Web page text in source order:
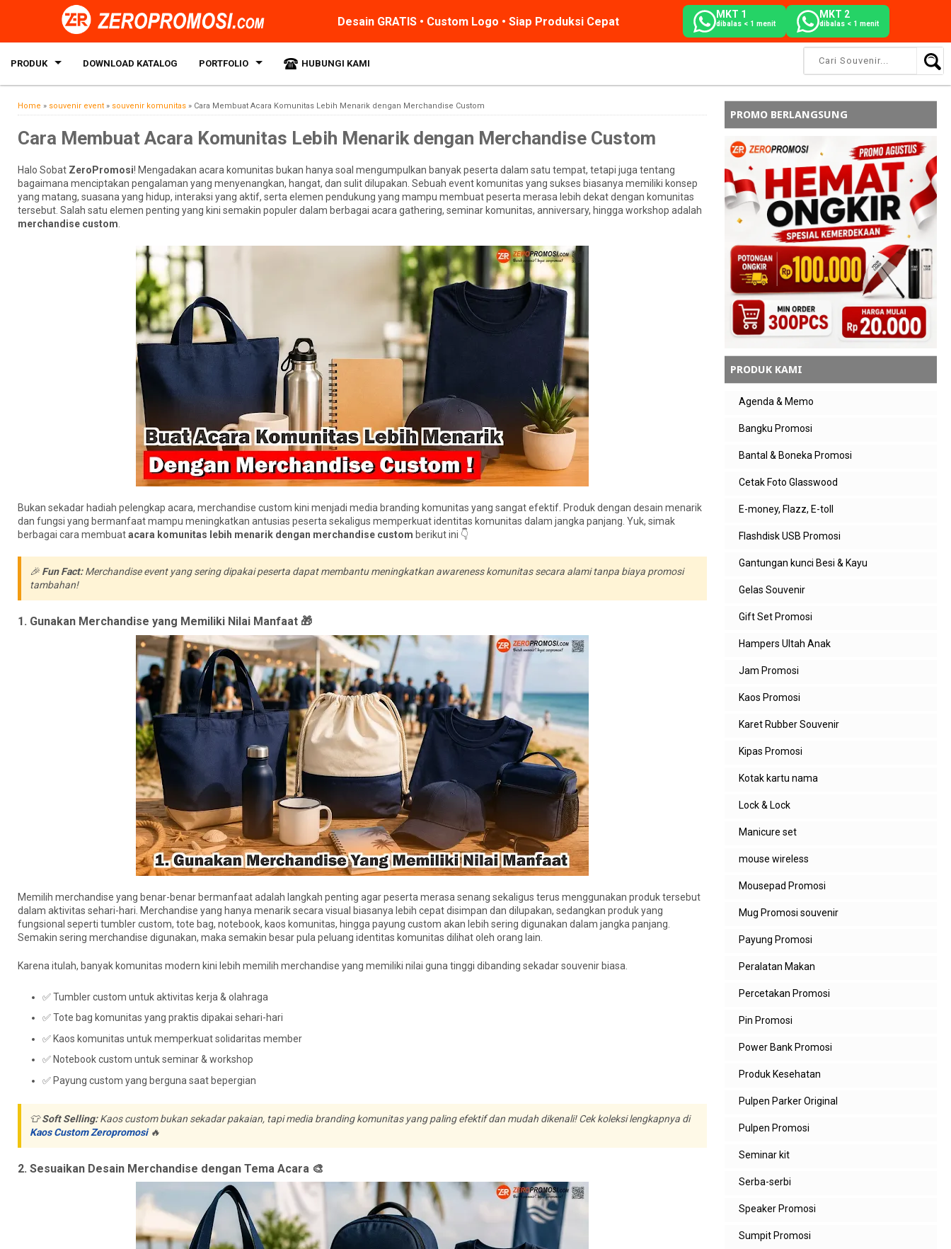
Desain GRATIS • Custom Logo • Siap Produksi Cepat
MKT 1
dibalas < 1 menit
MKT 2
dibalas < 1 menit
PRODUK DOWNLOAD KATALOG PORTFOLIO HUBUNGI KAMI
Home » souvenir event » souvenir komunitas » Cara Membuat Acara Komunitas Lebih Menarik dengan Merchandise Custom
Cara Membuat Acara Komunitas Lebih Menarik dengan Merchandise Custom
Halo Sobat ZeroPromosi! Mengadakan acara komunitas bukan hanya soal mengumpulkan banyak peserta dalam satu tempat, tetapi juga tentang
bagaimana menciptakan pengalaman yang menyenangkan, hangat, dan sulit dilupakan. Sebuah event komunitas yang sukses biasanya memiliki konsep
yang matang, suasana yang hidup, interaksi yang aktif, serta elemen pendukung yang mampu membuat peserta merasa lebih dekat dengan komunitas
tersebut. Salah satu elemen penting yang kini semakin populer dalam berbagai acara gathering, seminar komunitas, anniversary, hingga workshop adalah
merchandise custom
Bukan sekadar hadiah pelengkap acara, merchandise custom kini menjadi media branding komunitas yang sangat efektif. Produk dengan desain menarik
dan fungsi yang bermanfaat mampu meningkatkan antusias peserta sekaligus memperkuat identitas komunitas dalam jangka panjang. Yuk, simak
berbagai cara membuatacara komunitas lebih menarik dengan merchandise custom berikut ini 👇
🎉 Fun Fact:Merchandise event yang sering dipakai peserta dapat membantu meningkatkan awareness komunitas secara alami tanpa biaya promosi
tambahan!
1. Gunakan Merchandise yang Memiliki Nilai Manfaat 🎁
Memilih merchandise yang benar-benar bermanfaat adalah langkah penting agar peserta merasa senang sekaligus terus menggunakan produk tersebut
dalam aktivitas sehari-hari. Merchandise yang hanya menarik secara visual biasanya lebih cepat disimpan dan dilupakan, sedangkan produk yang
fungsional seperti tumbler custom, tote bag, notebook, kaos komunitas, hingga payung custom akan lebih sering digunakan dalam jangka panjang.
Semakin sering merchandise digunakan, maka semakin besar pula peluang identitas komunitas dilihat oleh orang lain.
Karena itulah, banyak komunitas modern kini lebih memilih merchandise yang memiliki nilai guna tinggi dibanding sekadar souvenir biasa.
✅ Tumbler custom untuk aktivitas kerja & olahraga
✅ Tote bag komunitas yang praktis dipakai sehari-hari
✅ Kaos komunitas untuk memperkuat solidaritas member
✅ Notebook custom untuk seminar & workshop
✅ Payung custom yang berguna saat bepergian
👕Soft Selling:Kaos custom bukan sekadar pakaian, tapi media branding komunitas yang paling efektif dan mudah dikenali! Cek koleksi lengkapnya di
Kaos Custom Zeropromosi🔥
2. Sesuaikan Desain Merchandise dengan Tema Acara 🎨
PROMO BERLANGSUNG
PRODUK KAMI
Agenda & Memo
Bangku Promosi
Bantal & Boneka Promosi
Cetak Foto Glasswood
E-money, Flazz, E-toll
Flashdisk USB Promosi
Gantungan kunci Besi & Kayu
Gelas Souvenir
Gift Set Promosi
Hampers Ultah Anak
Jam Promosi
Kaos Promosi
Karet Rubber Souvenir
Kipas Promosi
Kotak kartu nama
Lock & Lock
Manicure set
mouse wireless
Mousepad Promosi
Mug Promosi souvenir
Payung Promosi
Peralatan Makan
Percetakan Promosi
Pin Promosi
Power Bank Promosi
Produk Kesehatan
Pulpen Parker Original
Pulpen Promosi
Seminar kit
Serba-serbi
Speaker Promosi
Sumpit Promosi